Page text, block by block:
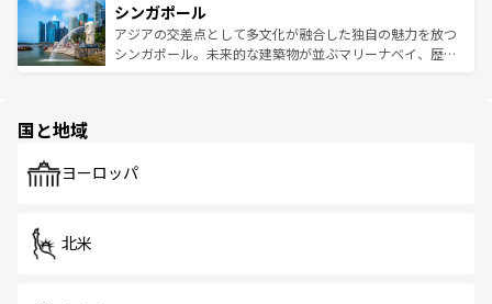
参照してほしい。
激する。気候は一年中温暖で、どの季節にも異なる楽しみ
が待っている。親しみやすいタイの人々、仏教を中心とし
た文化、そして多様な観光資源が、訪れる旅人を魅了し続
み、どこを訪れても感動するはず。観光スポットが密集し
ており、効率よく見どころを回れるのも魅力。息をのむよ
うな絶景から文化的な体験まで、香港を存分に楽しみ尽く
シンガポール
アジアの交差点として多文化が融合した独自の魅力を放つ
シンガポール。未来的な建築物が並ぶマリーナベイ、歴史
で、ホーカーズは地元の風情を楽しめる外せないスポット
国と地域
ヨーロッパ
北米